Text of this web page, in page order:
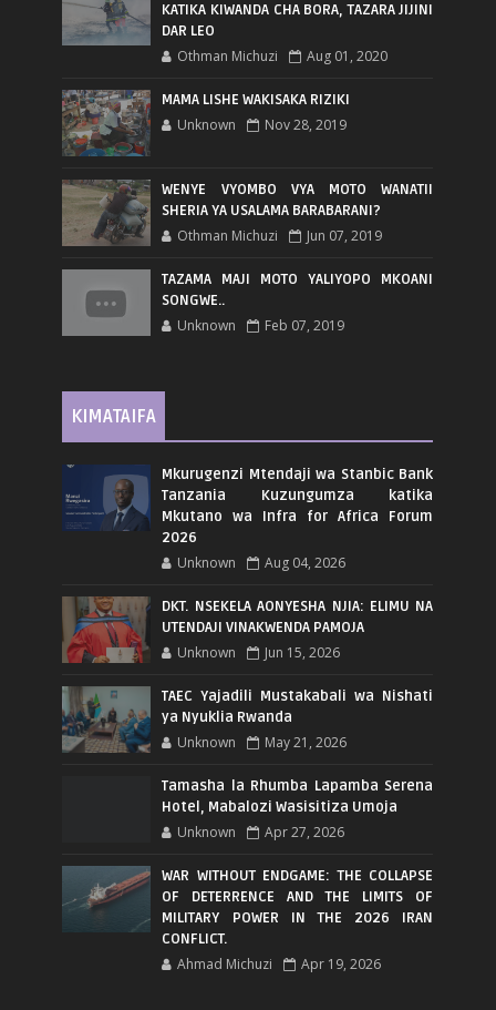
KATIKA KIWANDA CHA BORA, TAZARA JIJINI
DAR LEO
Othman Michuzi Aug 01, 2020
MAMA LISHE WAKISAKA RIZIKI
Unknown Nov 28, 2019
WENYE VYOMBO VYA MOTO WANATII
SHERIA YA USALAMA BARABARANI?
Othman Michuzi Jun 07, 2019
TAZAMA MAJI MOTO YALIYOPO MKOANI
SONGWE..
Unknown Feb 07, 2019
KIMATAIFA
Mkurugenzi Mtendaji wa Stanbic Bank
Tanzania Kuzungumza katika
Mkutano wa Infra for Africa Forum
2026
Unknown Aug 04, 2026
DKT. NSEKELA AONYESHA NJIA: ELIMU NA
UTENDAJI VINAKWENDA PAMOJA
Unknown Jun 15, 2026
TAEC Yajadili Mustakabali wa Nishati
ya Nyuklia Rwanda
Unknown May 21, 2026
Tamasha la Rhumba Lapamba Serena
Hotel, Mabalozi Wasisitiza Umoja
Unknown Apr 27, 2026
WAR WITHOUT ENDGAME: THE COLLAPSE
OF DETERRENCE AND THE LIMITS OF
MILITARY POWER IN THE 2026 IRAN
CONFLICT.
Ahmad Michuzi Apr 19, 2026